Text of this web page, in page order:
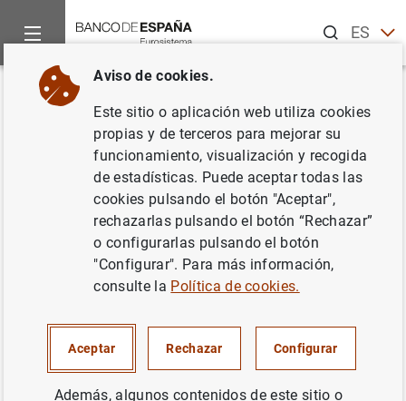
ESEN
Inicio Noticias y eventos
Volver
Estado financiero consolidado
del Eurosistema a 3 de febrero
de 2017
SITUACIÓN ECONÓMICA
ESPAÑA POLÍTICA MONETARIA
Aviso de cookies.
Este sitio o aplicación web utiliza cookies
propias y de terceros para mejorar su
funcionamiento, visualización y recogida
de estadísticas. Puede aceptar todas las
cookies pulsando el botón "Aceptar",
rechazarlas pulsando el botón “Rechazar”
o configurarlas pulsando el botón
"Configurar". Para más información,
consulte la Política de cookies.
Aceptar Rechazar Configurar
Además, algunos contenidos de este sitio o